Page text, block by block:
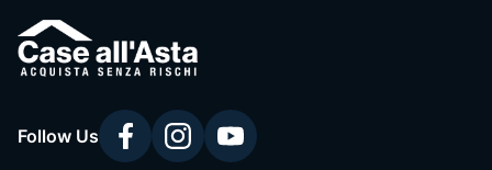
Follow Us